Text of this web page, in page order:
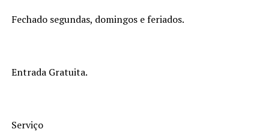
Fechado segundas, domingos e feriados.
Entrada Gratuita.
Serviço